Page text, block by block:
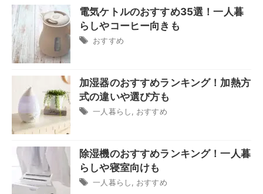
電気ケトルのおすすめ35選！一人暮
らしやコーヒー向きも
おすすめ
加湿器のおすすめランキング！加熱方
式の違いや選び方も
一人暮らし おすすめ
除湿機のおすすめランキング！一人暮
らしや寝室向けも
一人暮らし おすすめ